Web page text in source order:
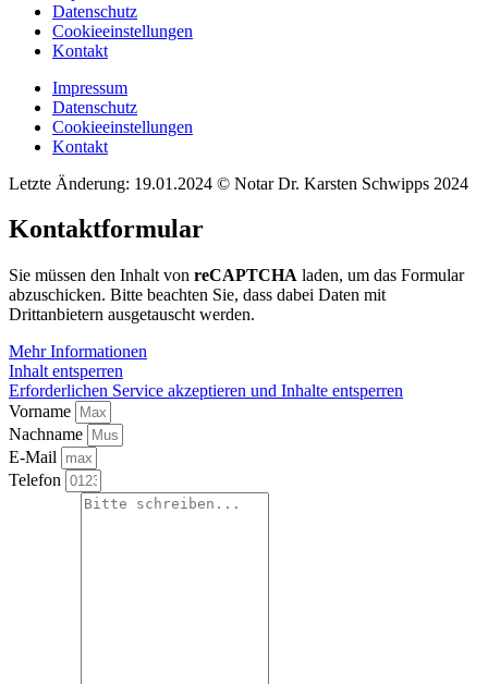
Datenschutz
Cookieeinstellungen
Kontakt
Impressum
Datenschutz
Cookieeinstellungen
Kontakt
Letzte Änderung: 19.01.2024 © Notar Dr. Karsten Schwipps 2024
Kontaktformular
Sie müssen den Inhalt von reCAPTCHA laden, um das Formular
abzuschicken. Bitte beachten Sie, dass dabei Daten mit
Drittanbietern ausgetauscht werden.
Mehr Informationen
Inhalt entsperren
Erforderlichen Service akzeptieren und Inhalte entsperren
Vorname
Nachname
E-Mail
Telefon